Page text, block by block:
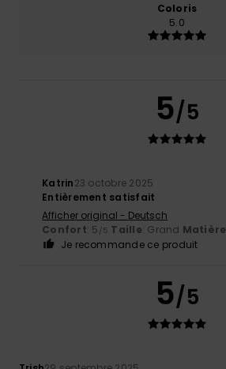
Coloris
5.0
5/5
Katrin23 octobre 2025
Entièrement satisfait
Afficher original - Deutsch
Confort: 5 /5 Taille: Grand Matière
Je recommande ce produit
5/5